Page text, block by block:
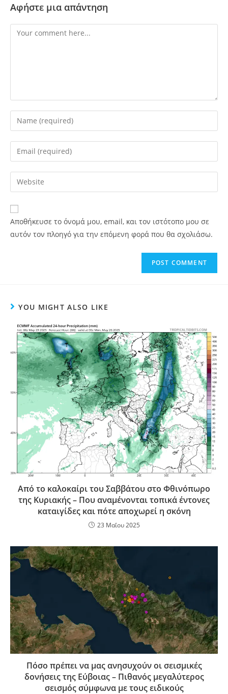
Αφήστε μια απάντηση
Αποθήκευσε το όνομά μου, email, και τον ιστότοπο μου σε
αυτόν τον πλοηγό για την επόμενη φορά που θα σχολιάσω.
YOU MIGHT ALSO LIKE
Από το καλοκαίρι του Σαββάτου στο Φθινόπωρο
της Κυριακής – Που αναμένονται τοπικά έντονες
καταιγίδες και πότε αποχωρεί η σκόνη
23 Μαΐου 2025
Πόσο πρέπει να μας ανησυχούν οι σεισμικές
δονήσεις της Εύβοιας – Πιθανός μεγαλύτερος
σεισμός σύμφωνα με τους ειδικούς